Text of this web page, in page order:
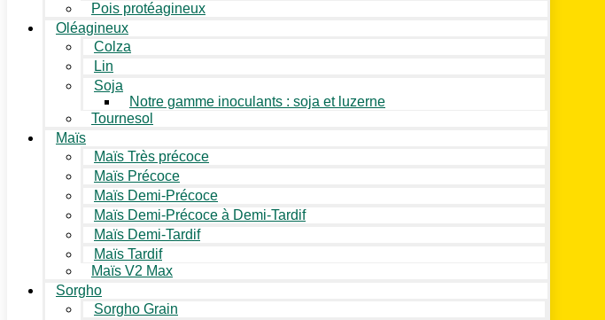
Pois protéagineux
Oléagineux
Colza
Lin
Soja
Notre gamme inoculants : soja et luzerne
Tournesol
Maïs
Maïs Très précoce
Maïs Précoce
Maïs Demi-Précoce
Maïs Demi-Précoce à Demi-Tardif
Maïs Demi-Tardif
Maïs Tardif
Maïs V2 Max
Sorgho
Sorgho Grain